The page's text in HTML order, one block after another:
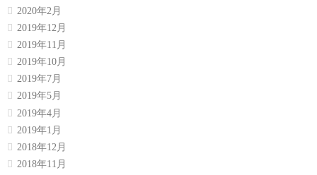
2020年2月
2019年12月
2019年11月
2019年10月
2019年7月
2019年5月
2019年4月
2019年1月
2018年12月
2018年11月